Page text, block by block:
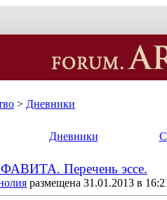
> Дневники
Дневники
Перечень эссе.
размещена 31.01.2013 в